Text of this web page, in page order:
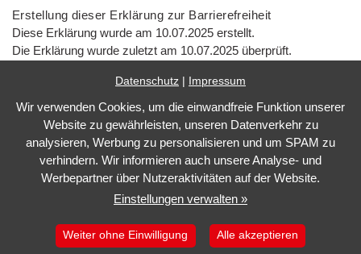
Erstellung dieser Erklärung zur Barrierefreiheit
Diese Erklärung wurde am 10.07.2025 erstellt.
Die Erklärung wurde zuletzt am 10.07.2025 überprüft.
Impressum
Datenschutz
Barrierefreiheit
Cookie Einstellungen
Marketing by
Barrierefreie Website
Datenschutz Impressum
Wir verwenden Cookies, um die einwandfreie Funktion unserer
Website zu gewährleisten, unseren Datenverkehr zu
analysieren, Werbung zu personalisieren und um SPAM zu
verhindern. Wir informieren auch unsere Analyse- und
Werbepartner über Nutzeraktivitäten auf der Website.
Einstellungen verwalten »
Weiter ohne Einwilligung Alle akzeptieren